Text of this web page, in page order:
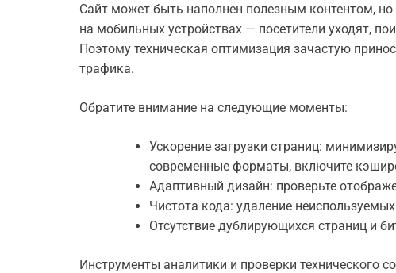
Сайт может быть наполнен полезным контентом,
на мобильных устройствах — посетители уходят,
Поэтому техническая оптимизация зачастую
трафика.
Обратите внимание на следующие моменты:
Ускорение загрузки страниц:
современные форматы, включите
Адаптивный дизайн: проверьте
Чистота кода: удаление
Отсутствие дублирующихся страниц и
Инструменты аналитики и проверки технического